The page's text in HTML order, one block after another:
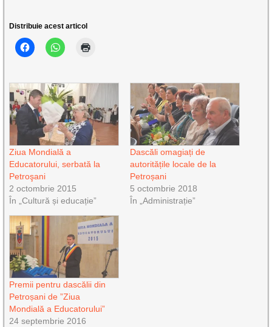
Distribuie acest articol
Ziua Mondială a
Educatorului, serbată la
Petroşani
2 octombrie 2015
În „Cultură și educație”
Dascăli omagiați de
autoritățile locale de la
Petroșani
5 octombrie 2018
În „Administrație”
Premii pentru dascălii din
Petroșani de ”Ziua
Mondială a Educatorului”
24 septembrie 2016